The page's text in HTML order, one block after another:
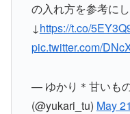
の入れ方を参考に
↓https://t.co/
pic.twitter.com/
— ゆかり＊甘いも
(@yukari_tu) May